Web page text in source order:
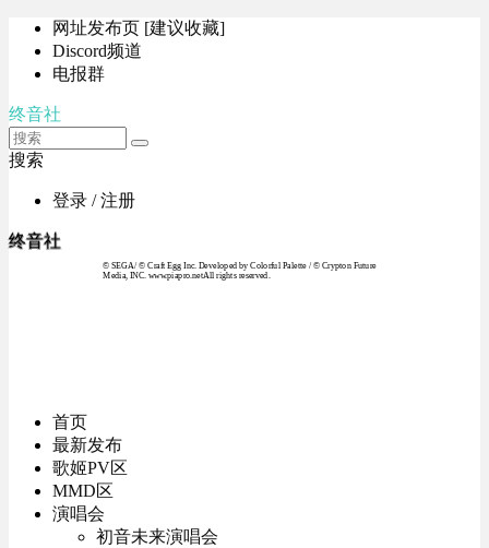
网址发布页 [建议收藏]
Discord频道
电报群
终音社
搜索
登录 / 注册
终音社
© SEGA / © Craft Egg Inc. Developed by Colorful Palette / © Crypton Future
Media, INC. www.piapro.netAll rights reserved.
首页
最新发布
歌姬PV区
MMD区
演唱会
初音未来演唱会